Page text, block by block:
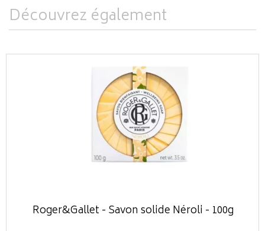
Découvrez également
Roger&Gallet - Savon solide Néroli - 100g